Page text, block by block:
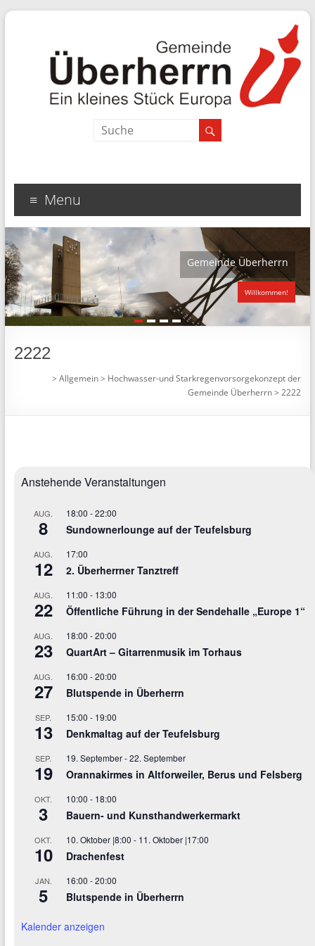
Search
Menu
Gemeinde Überherrn
Willkommen!
1 2 3 4
2222
>Allgemein> Hochwasser-und Starkregenvorsorgekonzept der
Gemeinde Überherrn>2222
Anstehende Veranstaltungen
AUG.
8
18:00 -22:00
Sundownerlounge auf der Teufelsburg
AUG.
12
17:00
2. Überherrner Tanztreff
AUG.
22
11:00 - 13:00
Öffentliche Führung in der Sendehalle „Europe 1“
AUG.
23
18:00 -20:00
QuartArt – Gitarrenmusik im Torhaus
AUG.
27
16:00 -20:00
Blutspende in Überherrn
SEP.
13
15:00 - 19:00
Denkmaltag auf der Teufelsburg
SEP.
19
19. September-22. September
Orannakirmes in Altforweiler, Berus und Felsberg
OKT.
3
10:00 - 18:00
Bauern- und Kunsthandwerkermarkt
OKT.
10
10. Oktober |8:00 - 11. Oktober |17:00
Drachenfest
JAN.
5
16:00 -20:00
Blutspende in Überherrn
Kalender anzeigen